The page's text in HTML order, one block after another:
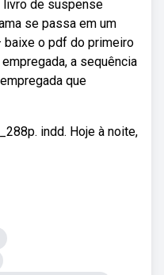
livro de suspense
se passa em um
baixe o pdf do primeiro
a sequência
que
indd. Hoje à noite,